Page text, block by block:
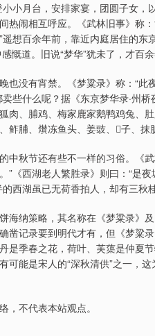
小月台，安排家宴，团圆子女，
热闹相互呼应。《武林旧事》称
想百余年前，靠近内庭居住的
慨道。旧说“梦华”犹未了，才百余
也没有宵禁。《梦粱录》称：“
些什么呢？据《东京梦华录·州
肉、脯鸡、梅家鹿家鹅鸭鸡兔、
鲊脯、㸇冻鱼头、姜豉、𠝝子、
中秋节还有些不一样的习俗。《
”《西湖老人繁胜录》则曰：“是
西湖虽已无荷香拍人，却有三秋
海纳策略，其名称在《梦粱录》
凿记录要到明代才有，但《梦粱
是季春之花，荷叶、芙蕖是仲夏
可能是宋人的“深秋清供”之一，
，不代表本站观点。